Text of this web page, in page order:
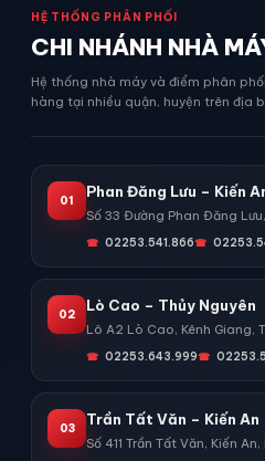
HỆ THỐNG PHÂN PHỐI
CHI NHÁNH NHÀ
Hệ thống nhà máy và điểm phân
hàng tại nhiều quận, huyện trên địa
01
Phan Đăng Lưu – Kiến
Số 33 Đường Phan Đăng
02253.541.866
02
Lò Cao – Thủy Nguyên
Lô A2 Lò Cao, Kênh Giang,
02253.643.999
03
Trần Tất Văn – Kiến An
Số 411 Trần Tất Văn, Kiến